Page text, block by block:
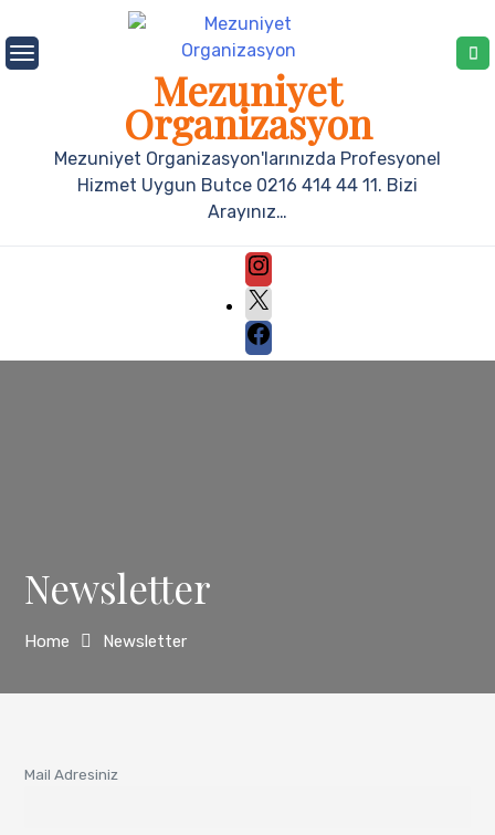
Mezuniyet
Organizasyon
Mezuniyet Organizasyon'larınızda Profesyonel
Hizmet Uygun Butce 0216 414 44 11. Bizi
Arayınız…
Newsletter
Home Newsletter
Mail Adresiniz